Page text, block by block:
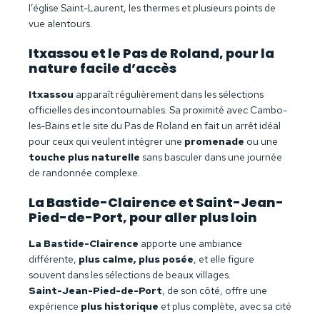
l’église Saint-Laurent, les thermes et plusieurs points de
vue alentours.
Itxassou et le Pas de Roland, pour la
nature facile d’accès
Itxassou apparaît régulièrement dans les sélections
officielles des incontournables. Sa proximité avec Cambo-
les-Bains et le site du Pas de Roland en fait un arrêt idéal
pour ceux qui veulent intégrer une promenade ou une
touche plus naturelle sans basculer dans une journée
de randonnée complexe.
La Bastide-Clairence et Saint-Jean-
Pied-de-Port, pour aller plus loin
La Bastide-Clairence apporte une ambiance
différente, plus calme, plus posée, et elle figure
souvent dans les sélections de beaux villages.
Saint-Jean-Pied-de-Port, de son côté, offre une
expérience plus historique et plus complète, avec sa cité